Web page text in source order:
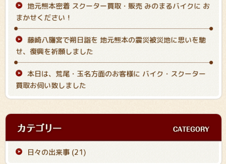
地元熊本密着 スクーター買取・販売 みのまるバイクに お
まかせください！
藤崎八旛宮で朔日詣を 地元熊本の震災被災地に思いを馳
せ、復興を祈願しました
本日は、荒尾・玉名方面のお客様に バイク・スクーター
買取お伺い致しました
日々の出来事 (21)